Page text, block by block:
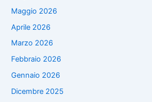
Maggio 2026
Aprile 2026
Marzo 2026
Febbraio 2026
Gennaio 2026
Dicembre 2025